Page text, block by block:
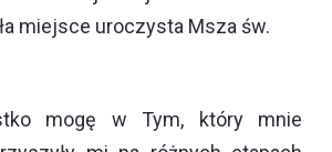
miejsce uroczysta Msza św.
mogę w Tym, który mnie